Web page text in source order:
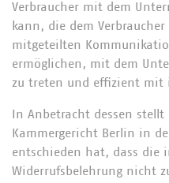
Verbraucher mit dem
kann, die dem
mitgeteilten
ermöglichen, mit dem
zu treten und effizient mit
In Anbetracht dessen
Kammergericht Berlin in
entschieden hat, dass die
Widerrufsbelehrung nicht